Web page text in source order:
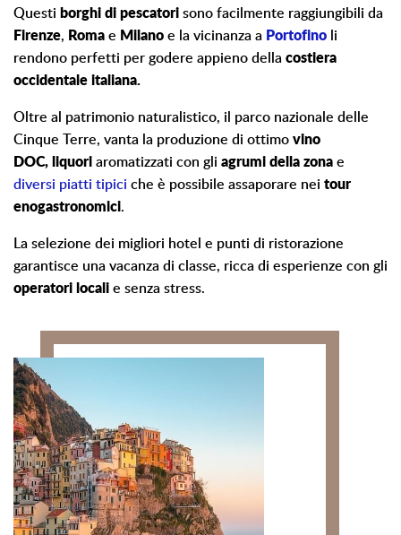
Questi borghi di pescatori sono facilmente raggiungibili da
Firenze, Roma e Milano e la vicinanza a Portofino li
rendono perfetti per godere appieno della costiera
occidentale italiana.
Oltre al patrimonio naturalistico, il parco nazionale delle
Cinque Terre, vanta la produzione di ottimo vino
DOC, liquori aromatizzati con gli agrumi della zona e
diversi piatti tipici che è possibile assaporare nei tour
enogastronomici.
La selezione dei migliori hotel e punti di ristorazione
garantisce una vacanza di classe, ricca di esperienze con gli
operatori locali e senza stress.